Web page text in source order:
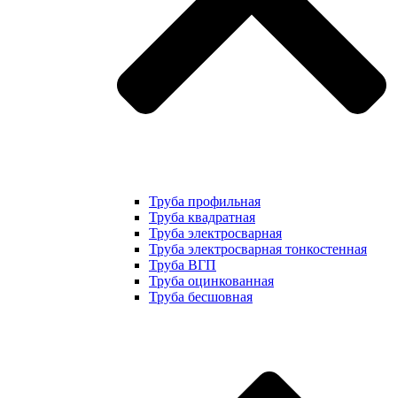
Труба профильная
Труба квадратная
Труба электросварная
Труба электросварная тонкостенная
Труба ВГП
Труба оцинкованная
Труба бесшовная